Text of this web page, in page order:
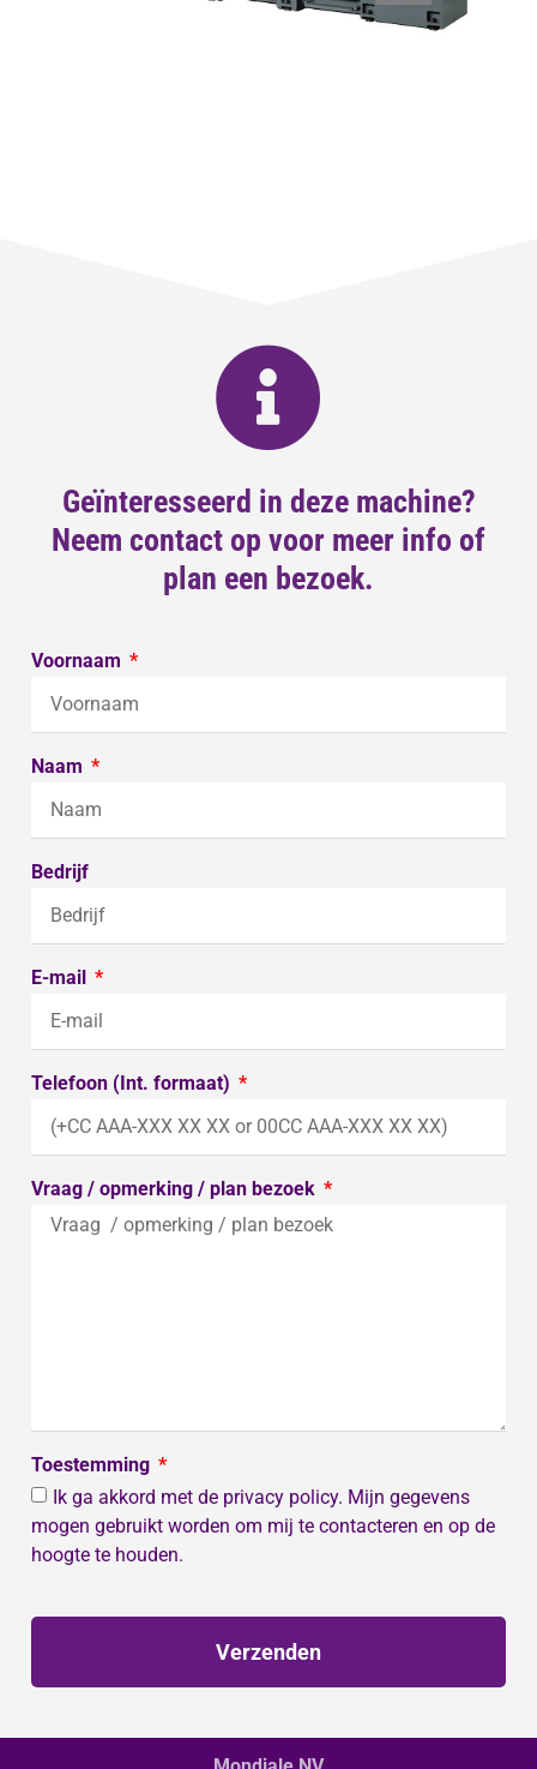
Geïnteresseerd in deze machine?
Neem contact op voor meer info of
plan een bezoek.
Voornaam
Naam
Bedrijf
E-mail
Telefoon (Int. formaat)
Vraag / opmerking / plan bezoek
Toestemming
Ik ga akkord met de privacy policy. Mijn gegevens
mogen gebruikt worden om mij te contacteren en op de
hoogte te houden.
Verzenden